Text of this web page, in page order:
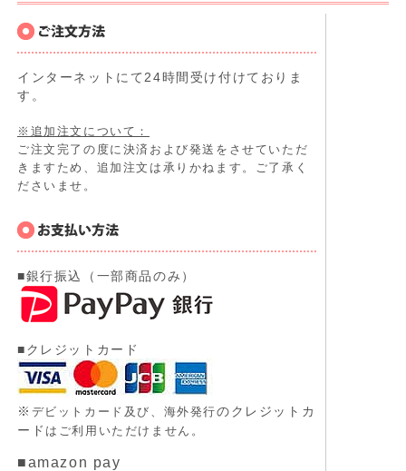
インターネットにて24時間受け付けておりま
す。
※追加注文について：
ご注文完了の度に決済および発送をさせていただ
きますため、追加注文は承りかねます。ご了承く
ださいませ。
■銀行振込（一部商品のみ）
■クレジットカード
※ デビットカード及び、 海外発行のクレジットカ
ード はご利用いただけません。
■amazon pay